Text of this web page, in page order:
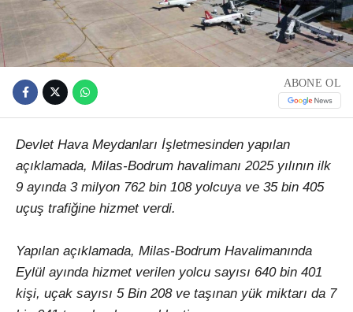
ABONE OL
Devlet Hava Meydanları İşletmesinden yapılan
açıklamada, Milas-Bodrum havalimanı 2025 yılının ilk
9 ayında 3 milyon 762 bin 108 yolcuya ve 35 bin 405
uçuş trafiğine hizmet verdi.
Yapılan açıklamada, Milas-Bodrum Havalimanında
Eylül ayında hizmet verilen yolcu sayısı 640 bin 401
kişi, uçak sayısı 5 Bin 208 ve taşınan yük miktarı da 7